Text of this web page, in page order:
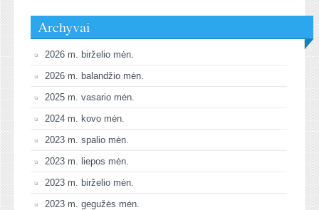
Archyvai
2026 m. birželio mėn.
2026 m. balandžio mėn.
2025 m. vasario mėn.
2024 m. kovo mėn.
2023 m. spalio mėn.
2023 m. liepos mėn.
2023 m. birželio mėn.
2023 m. gegužės mėn.